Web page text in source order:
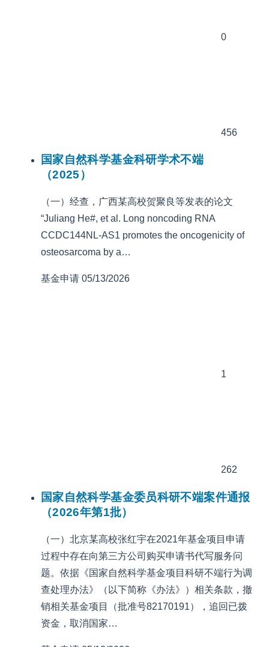
0
456
国家自然科学基金科研学术不端
（2025）
（一）经查，广西某高校贺聚良等发表的论文
“Juliang He#, et al. Long noncoding RNA
CCDC144NL-AS1 promotes the oncogenicity of
osteosarcoma by a…
基金申请 05/13/2026
1
262
国家自然科学基金委员科研不端案件通报
（2026年第1批）
（一）北京某高校张红宇在2021年基金项目申请
过程中存在向第三方公司购买申请书代写服务问
题。依据《国家自然科学基金项目科研不端行为调
查处理办法》（以下简称《办法》）相关条款，撤
销相关基金项目（批准号82170191），追回已拨
资金，取消国家…